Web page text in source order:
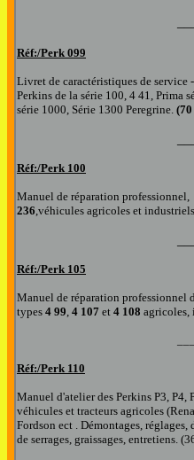
Réf:/Perk 099
Livret de caractéristiques de service
Perkins de la série 100, 4 41, Prima
série 1000, Série 1300 Peregrine. (70
Réf:/Perk 100
Manuel de réparation
236,véhicules agricoles et
Réf:/Perk 105
Manuel de réparation professionnel
types 4 99, 4 107 et 4 108 agricoles,
Réf:/Perk 110
Manuel d'atelier des Perkins P3,
véhicules et tracteurs agricoles
Fordson ect . Démontages,
de serrages, graissages, entretiens.